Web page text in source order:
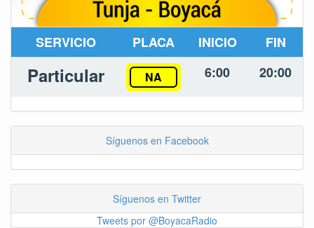
SERVICIO PLACA INICIO FIN
Particular NA 6:00 20:00
Síguenos en Facebook
Síguenos en Twitter
Tweets por @BoyacaRadio